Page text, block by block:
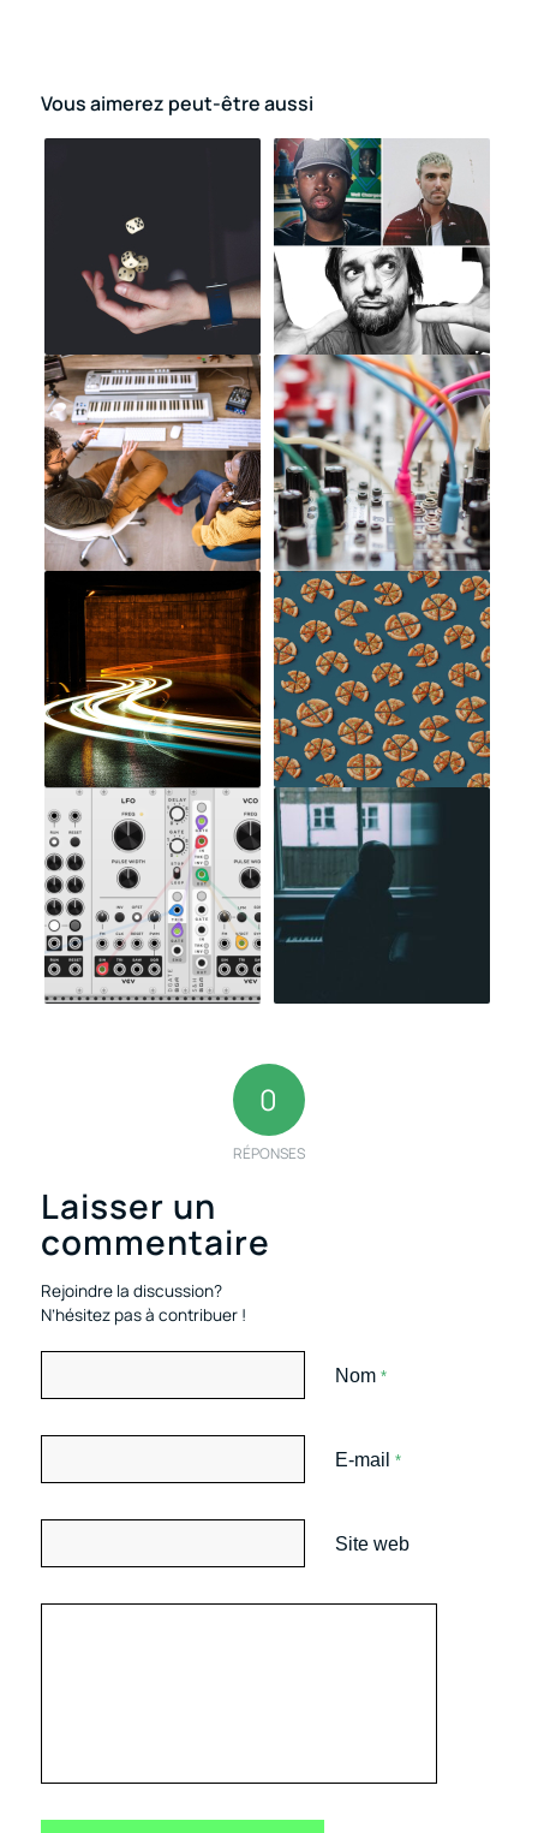
Vous aimerez peut-être aussi
0
RÉPONSES
Laisser un
commentaire
Rejoindre la discussion?
N’hésitez pas à contribuer !
Nom *
E-mail *
Site web